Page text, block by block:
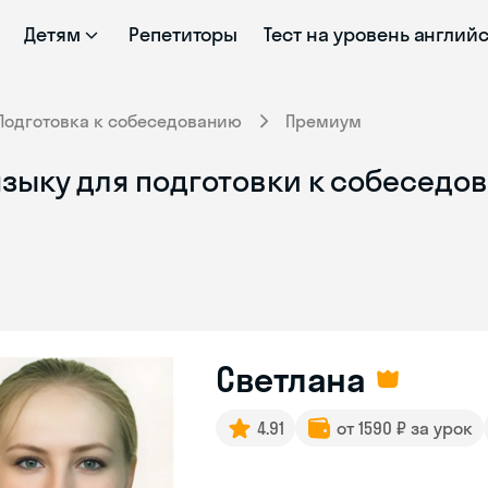
Детям Репетиторы Тест на уровень
к собеседованию Премиум
для подготовки к
Светлана
4.91 от 1590 ₽ за урок